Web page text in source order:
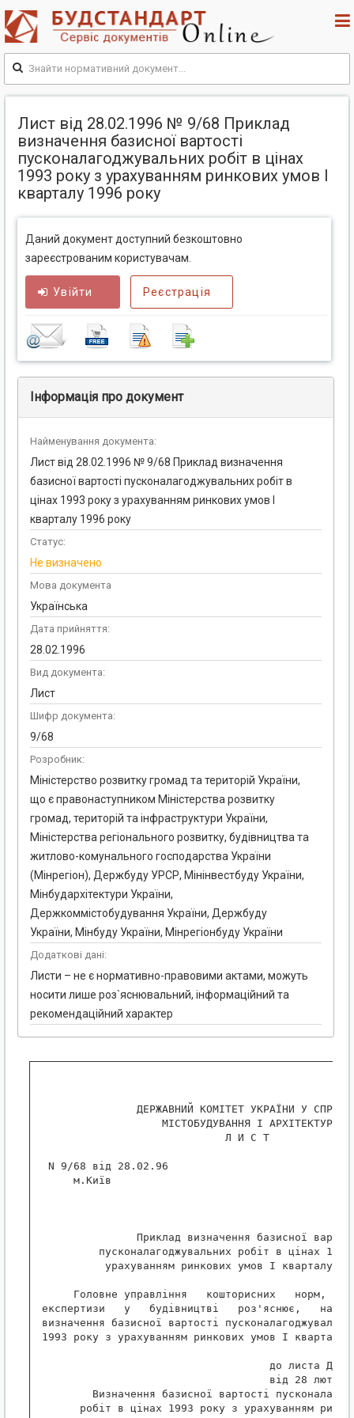
Лист від 28.02.1996 № 9/68 Приклад
визначення базисної вартості
пусконалагоджувальних робіт в цінах
1993 року з урахуванням ринкових умов I
кварталу 1996 року
Даний документ доступний безкоштовно
зареєстрованим користувачам.
Увійти Реєстрація
Інформація про документ
Найменування документа:
Лист від 28.02.1996 № 9/68 Приклад визначення
базисної вартості пусконалагоджувальних робіт в
цінах 1993 року з урахуванням ринкових умов I
кварталу 1996 року
Статус:
Не визначено
Мова документа
Українська
Дата прийняття:
28.02.1996
Вид документа:
Лист
Шифр документа:
9/68
Розробник:
Міністерство розвитку громад та територій України,
що є правонаступником Міністерства розвитку
громад, територій та інфраструктури України,
Міністерства регіонального розвитку, будівництва та
житлово-комунального господарства України
(Мінрегіон), Держбуду УРСР, Мінінвестбуду України,
Мінбудархітектури України,
Держкоммістобудування України, Держбуду
України, Мінбуду України, Мінрегіонбуду України
Додаткові дані:
Листи – не є нормативно-правовими актами, можуть
носити лише роз`яснювальний, інформаційний та
рекомендаційний характер
ДЕРЖАВНИЙ КОМІТЕТ УКРАЇНИ У
                   МІСТОБУДУВАННЯ І АРХІТЕКТУРИ
                             Л И С Т
N 9/68 від 28.02.96
     м.Київ
Приклад визначення базисної
пусконалагоджувальних робіт в цінах 1993
урахуванням ринкових умов I кварталу
Головне управління   кошторисних   норм,
експертизи   у   будівництві   роз'яснює,   на
визначення базисної вартості
1993 року з урахуванням ринкових умов I кварталу
до листа
від 28
Визначення базисної вартості
робіт в цінах 1993 року з урахуванням